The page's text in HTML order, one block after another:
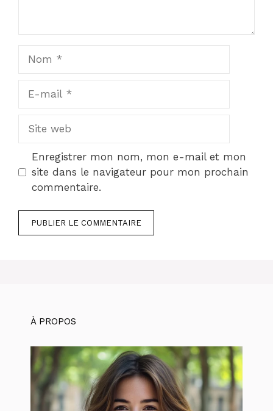
mail
web
Enregistrer mon nom, mon e-mail et mon
site dans le navigateur pour mon prochain
commentaire.
À PROPOS